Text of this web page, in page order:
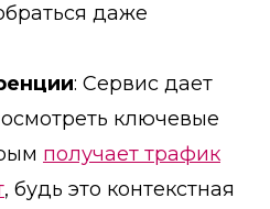
даже
: Сервис дает
ключевые
получает трафик
, будь это контекстная